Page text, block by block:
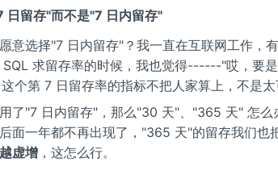
日留存"而不是"7 日内留存"
意选择"7 日内留存"？我一直在互联网工作，
求留存率的时候，我也觉得------"哎，要
个第 7 日留存率的指标不把人家算上，不是
了"7 日内留存"，那么"30 天"、"365 天" 怎么
面一年都不再出现了，"365 天"的留存我们也
虚增 ，这怎么行。